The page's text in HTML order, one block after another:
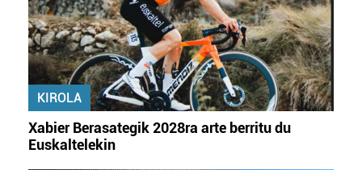
KIROLA
Xabier Berasategik 2028ra arte berritu du
Euskaltelekin